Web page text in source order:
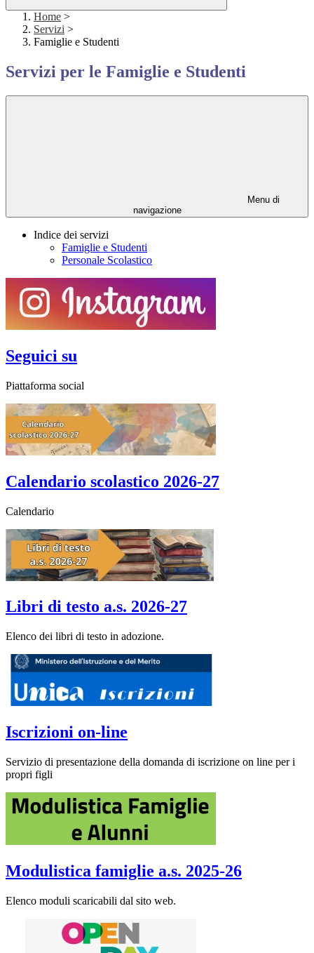
Home >
Servizi >
Famiglie e Studenti
Servizi per le Famiglie e Studenti
Menu di
navigazione
Indice dei servizi
Famiglie e Studenti
Personale Scolastico
Seguici su
Piattaforma social
Calendario scolastico 2026-27
Calendario
Libri di testo a.s. 2026-27
Elenco dei libri di testo in adozione.
Iscrizioni on-line
Servizio di presentazione della domanda di iscrizione on line per i
propri figli
Modulistica famiglie a.s. 2025-26
Elenco moduli scaricabili dal sito web.